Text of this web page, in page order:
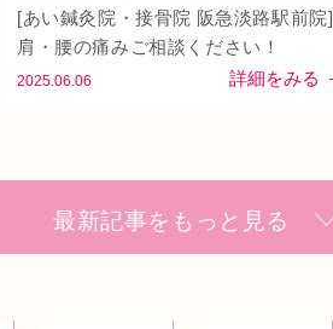
整骨
肩 背骨矯正 腰 血流改善
鍼灸
頭痛
首 駅近 骨盤矯正
[あい鍼灸院・接骨院 阪急淡路駅前院]
肩・腰の痛みご相談ください！
2025.06.06
最新記事をもっと見る